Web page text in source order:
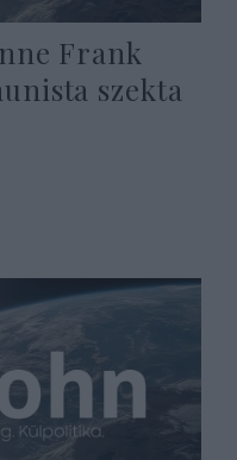
Frank
szekta